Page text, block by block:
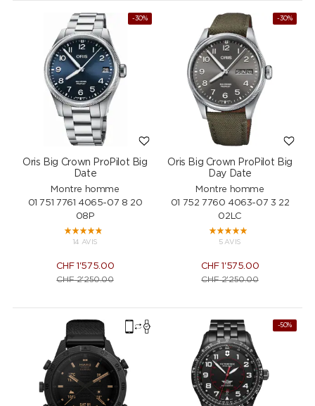
-30%
Oris Big Crown ProPilot Big
Date
Montre homme
01 751 7761 4065-07 8 20
08P
14 AVIS
CHF1'575.00
CHF2'250.00
-30%
Oris Big Crown ProPilot Big
Day Date
Montre homme
01 752 7760 4063-07 3 22
02LC
5 AVIS
CHF1'575.00
CHF2'250.00
-50%